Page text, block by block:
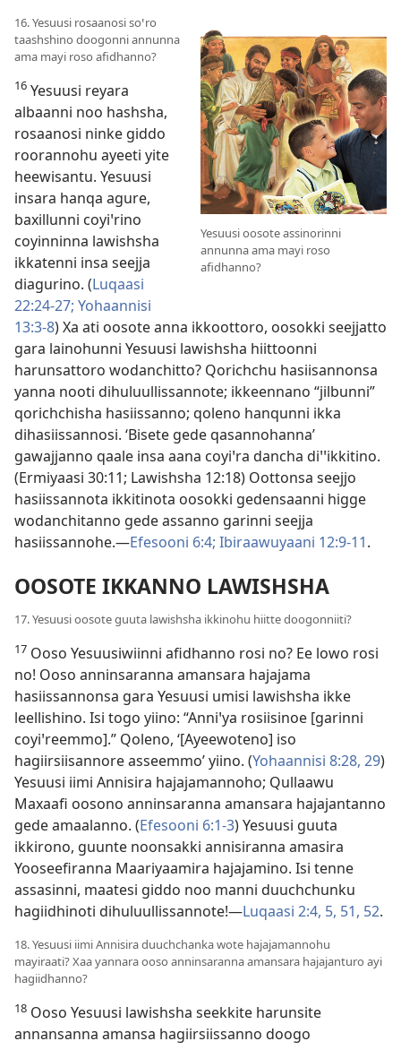
Yesuusi oosote assinorinni
annunna ama mayi roso
afidhanno?
16. Yesuusi rosaanosi soꞌro
taashshino doogonni annunna
ama mayi roso afidhanno?
16 Yesuusi reyara
albaanni noo hashsha,
rosaanosi ninke giddo
roorannohu ayeeti yite
heewisantu. Yesuusi
insara hanqa agure,
baxillunni coyiꞌrino
coyinninna lawishsha
ikkatenni insa seejja
diagurino. (Luqaasi
22:24-27; Yohaannisi
13:3-8) Xa ati oosote anna ikkoottoro, oosokki seejjatto
gara lainohunni Yesuusi lawishsha hiittoonni
harunsattoro wodanchitto? Qorichchu hasiisannonsa
yanna nooti dihuluullissannote; ikkeennano “jilbunni”
qorichchisha hasiissanno; qoleno hanqunni ikka
dihasiissannosi. ‘Bisete gede qasannohanna’
gawajjanno qaale insa aana coyiꞌra dancha diꞌꞌikkitino.
(Ermiyaasi 30:11; Lawishsha 12:18) Oottonsa seejjo
hasiissannota ikkitinota oosokki gedensaanni higge
wodanchitanno gede assanno garinni seejja
hasiissannohe.—Efesooni 6:4; Ibiraawuyaani 12:9-11.
OOSOTE IKKANNO LAWISHSHA
17. Yesuusi oosote guuta lawishsha ikkinohu hiitte doogonniiti?
17 Ooso Yesuusiwiinni afidhanno rosi no? Ee lowo rosi
no! Ooso anninsaranna amansara hajajama
hasiissannonsa gara Yesuusi umisi lawishsha ikke
leellishino. Isi togo yiino: “Anniꞌya rosiisinoe [garinni
coyiꞌreemmo].” Qoleno, ‘[Ayeewoteno] iso
hagiirsiisannore asseemmo’ yiino. (Yohaannisi 8:28, 29)
Yesuusi iimi Annisira hajajamannoho; Qullaawu
Maxaafi oosono anninsaranna amansara hajajantanno
gede amaalanno. (Efesooni 6:1-3) Yesuusi guuta
ikkirono, guunte noonsakki annisiranna amasira
Yooseefiranna Maariyaamira hajajamino. Isi tenne
assasinni, maatesi giddo noo manni duuchchunku
hagiidhinoti dihuluullissannote!—Luqaasi 2:4, 5, 51, 52.
18. Yesuusi iimi Annisira duuchchanka wote hajajamannohu
mayiraati? Xaa yannara ooso anninsaranna amansara hajajanturo ayi
hagiidhanno?
18 Ooso Yesuusi lawishsha seekkite harunsite
annansanna amansa hagiirsiissanno doogo